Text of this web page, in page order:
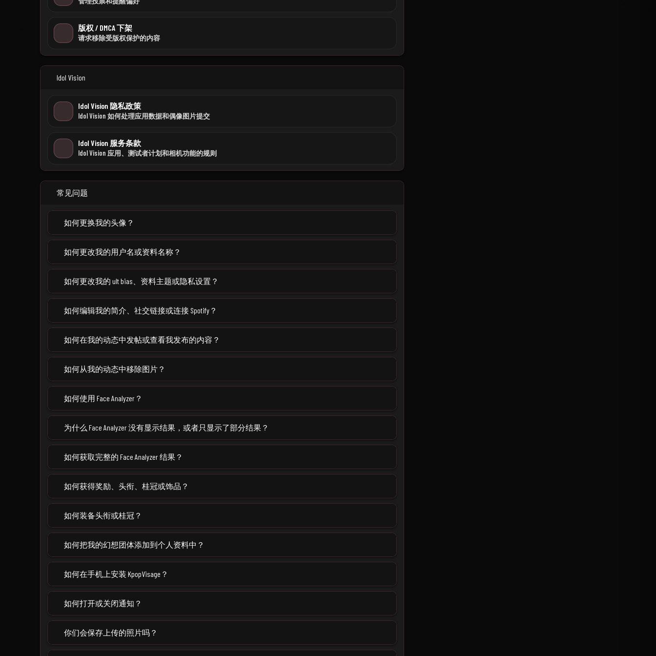
版权 / DMCA 下架
请求移除受版权保护的内容
Idol Vision
Idol Vision 隐私政策
Idol Vision 如何处理应用数据和偶像图片提交
Idol Vision 服务条款
Idol Vision 应用、测试者计划和相机功能的规则
常见问题
如何更换我的头像？
如何更改我的用户名或资料名称？
如何更改我的 ult bias、资料主题或隐私设置？
如何编辑我的简介、社交链接或连接 Spotify？
如何在我的动态中发帖或查看我发布的内容？
如何从我的动态中移除图片？
如何使用 Face Analyzer？
为什么 Face Analyzer 没有显示结果，或者只显示了部分结果？
如何获取完整的 Face Analyzer 结果？
如何获得奖励、头衔、桂冠或饰品？
如何装备头衔或桂冠？
如何把我的幻想团体添加到个人资料中？
如何在手机上安装 KpopVisage？
如何打开或关闭通知？
你们会保存上传的照片吗？